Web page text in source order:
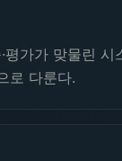
평가가 맞물린 시
로 다룬다.